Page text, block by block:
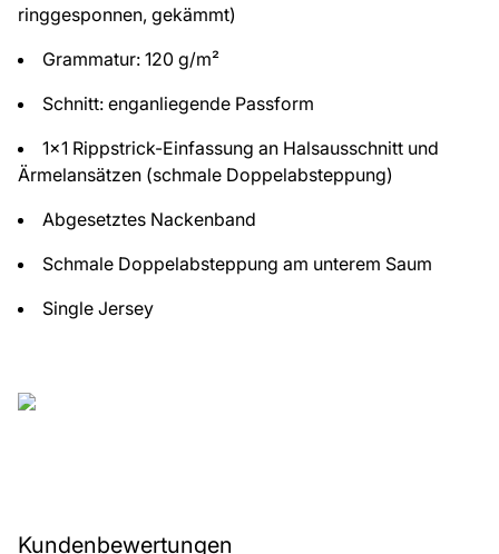
ringgesponnen, gekämmt)
Grammatur: 120 g/m²
Schnitt: enganliegende Passform
1x1 Rippstrick-Einfassung an Halsausschnitt und
Ärmelansätzen (schmale Doppelabsteppung)
Abgesetztes Nackenband
Schmale Doppelabsteppung am unterem Saum
Single Jersey
Kundenbewertungen